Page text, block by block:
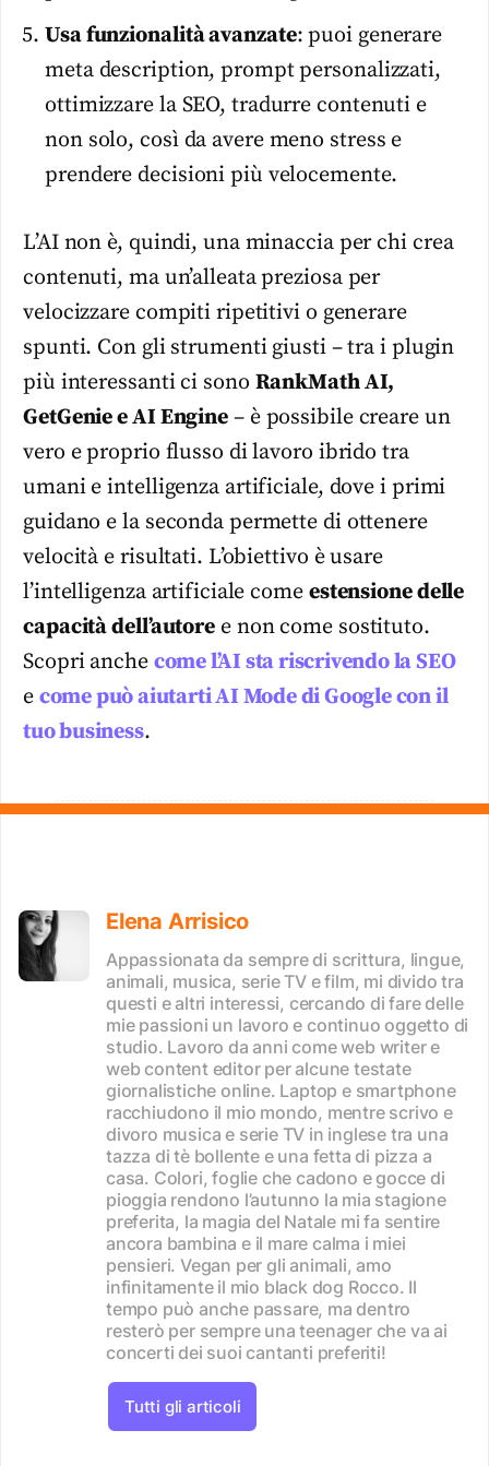
Usa funzionalità avanzate: puoi generare
meta description, prompt personalizzati,
ottimizzare la SEO, tradurre contenuti e
non solo, così da avere meno stress e
prendere decisioni più velocemente.
L’AI non è, quindi, una minaccia per chi crea
contenuti, ma un’alleata preziosa per
velocizzare compiti ripetitivi o generare
spunti. Con gli strumenti giusti – tra i plugin
più interessanti ci sono RankMath AI,
GetGenie e AI Engine – è possibile creare un
vero e proprio flusso di lavoro ibrido tra
umani e intelligenza artificiale, dove i primi
guidano e la seconda permette di ottenere
velocità e risultati. L’obiettivo è usare
l’intelligenza artificiale come estensione delle
capacità dell’autore e non come sostituto.
Scopri anche come l’AI sta riscrivendo la SEO
e come può aiutarti AI Mode di Google con il
tuo business.
Elena Arrisico
Appassionata da sempre di scrittura, lingue,
animali, musica, serie TV e film, mi divido tra
questi e altri interessi, cercando di fare delle
mie passioni un lavoro e continuo oggetto di
studio. Lavoro da anni come web writer e
web content editor per alcune testate
giornalistiche online. Laptop e smartphone
racchiudono il mio mondo, mentre scrivo e
divoro musica e serie TV in inglese tra una
tazza di tè bollente e una fetta di pizza a
casa. Colori, foglie che cadono e gocce di
pioggia rendono l’autunno la mia stagione
preferita, la magia del Natale mi fa sentire
ancora bambina e il mare calma i miei
pensieri. Vegan per gli animali, amo
infinitamente il mio black dog Rocco. Il
tempo può anche passare, ma dentro
resterò per sempre una teenager che va ai
concerti dei suoi cantanti preferiti!
Tutti gli articoli